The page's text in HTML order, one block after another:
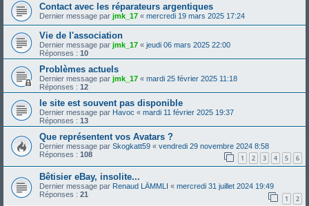
Contact avec les réparateurs argentiques
Dernier message par jmk_17 « mercredi 19 mars 2025 17:24
Vie de l'association
Dernier message par jmk_17 « jeudi 06 mars 2025 22:00
Réponses : 10
Problèmes actuels
Dernier message par jmk_17 « mardi 25 février 2025 11:18
Réponses : 12
le site est souvent pas disponible
Dernier message par Havoc « mardi 11 février 2025 19:37
Réponses : 13
Que représentent vos Avatars ?
Dernier message par Skogkatt59 « vendredi 29 novembre 2024 8:58
Réponses : 108 1 2 3 4 5 6
Bêtisier eBay, insolite...
Dernier message par Renaud LÄMMLI « mercredi 31 juillet 2024 19:49
Réponses : 21 1 2